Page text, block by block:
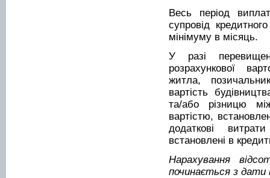
Весь період
супровід
мінімуму в місяць.
У разі
розрахункової
житла,
вартість
та/або різницю
вартістю,
додаткові
встановлені в
Нарахування
починається з дати